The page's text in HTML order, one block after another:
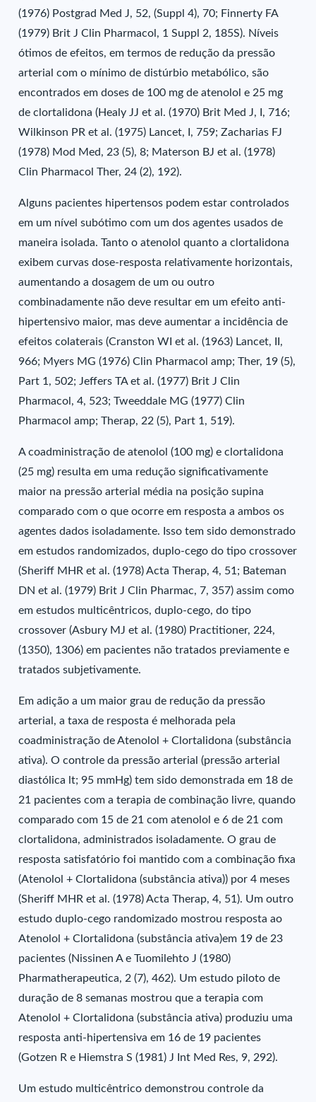
(1976) Postgrad Med J, 52, (Suppl 4), 70; Finnerty FA
(1979) Brit J Clin Pharmacol, 1 Suppl 2, 185S). Níveis
ótimos de efeitos, em termos de redução da pressão
arterial com o mínimo de distúrbio metabólico, são
encontrados em doses de 100 mg de atenolol e 25 mg
de clortalidona (Healy JJ et al. (1970) Brit Med J, I, 716;
Wilkinson PR et al. (1975) Lancet, I, 759; Zacharias FJ
(1978) Mod Med, 23 (5), 8; Materson BJ et al. (1978)
Clin Pharmacol Ther, 24 (2), 192).
Alguns pacientes hipertensos podem estar controlados
em um nível subótimo com um dos agentes usados de
maneira isolada. Tanto o atenolol quanto a clortalidona
exibem curvas dose-resposta relativamente horizontais,
aumentando a dosagem de um ou outro
combinadamente não deve resultar em um efeito anti-
hipertensivo maior, mas deve aumentar a incidência de
efeitos colaterais (Cranston WI et al. (1963) Lancet, II,
966; Myers MG (1976) Clin Pharmacol amp; Ther, 19 (5),
Part 1, 502; Jeffers TA et al. (1977) Brit J Clin
Pharmacol, 4, 523; Tweeddale MG (1977) Clin
Pharmacol amp; Therap, 22 (5), Part 1, 519).
A coadministração de atenolol (100 mg) e clortalidona
(25 mg) resulta em uma redução significativamente
maior na pressão arterial média na posição supina
comparado com o que ocorre em resposta a ambos os
agentes dados isoladamente. Isso tem sido demonstrado
em estudos randomizados, duplo-cego do tipo crossover
(Sheriff MHR et al. (1978) Acta Therap, 4, 51; Bateman
DN et al. (1979) Brit J Clin Pharmac, 7, 357) assim como
em estudos multicêntricos, duplo-cego, do tipo
crossover (Asbury MJ et al. (1980) Practitioner, 224,
(1350), 1306) em pacientes não tratados previamente e
tratados subjetivamente.
Em adição a um maior grau de redução da pressão
arterial, a taxa de resposta é melhorada pela
coadministração de Atenolol + Clortalidona (substância
ativa). O controle da pressão arterial (pressão arterial
diastólica lt; 95 mmHg) tem sido demonstrada em 18 de
21 pacientes com a terapia de combinação livre, quando
comparado com 15 de 21 com atenolol e 6 de 21 com
clortalidona, administrados isoladamente. O grau de
resposta satisfatório foi mantido com a combinação fixa
(Atenolol + Clortalidona (substância ativa)) por 4 meses
(Sheriff MHR et al. (1978) Acta Therap, 4, 51). Um outro
estudo duplo-cego randomizado mostrou resposta ao
Atenolol + Clortalidona (substância ativa)em 19 de 23
pacientes (Nissinen A e Tuomilehto J (1980)
Pharmatherapeutica, 2 (7), 462). Um estudo piloto de
duração de 8 semanas mostrou que a terapia com
Atenolol + Clortalidona (substância ativa) produziu uma
resposta anti-hipertensiva em 16 de 19 pacientes
(Gotzen R e Hiemstra S (1981) J Int Med Res, 9, 292).
Um estudo multicêntrico demonstrou controle da